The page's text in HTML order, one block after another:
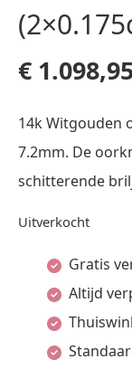
€
14k Witgouden
7.2mm. De
schitterende
Uitverkocht
Gratis
Altijd